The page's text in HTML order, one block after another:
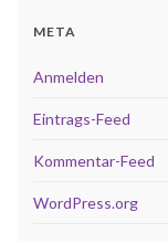
META
Anmelden
Eintrags-Feed
Kommentar-Feed
WordPress.org